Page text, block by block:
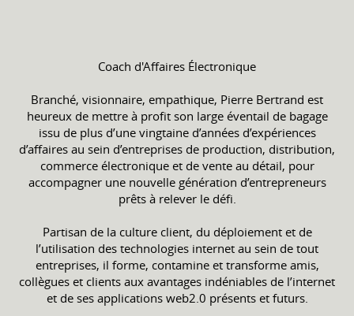
Coach d'Affaires Électronique
Branché, visionnaire, empathique, Pierre Bertrand est
heureux de mettre à profit son large éventail de bagage
issu de plus d’une vingtaine d’années d’expériences
d’affaires au sein d’entreprises de production, distribution,
commerce électronique et de vente au détail, pour
accompagner une nouvelle génération d’entrepreneurs
prêts à relever le défi.
Partisan de la culture client, du déploiement et de
l’utilisation des technologies internet au sein de tout
entreprises, il forme, contamine et transforme amis,
collègues et clients aux avantages indéniables de l’internet
et de ses applications web2.0 présents et futurs.